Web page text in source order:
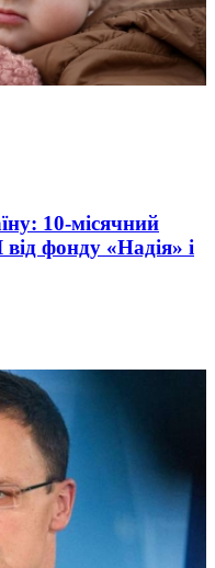
10-місячний
фонду «Надія» і